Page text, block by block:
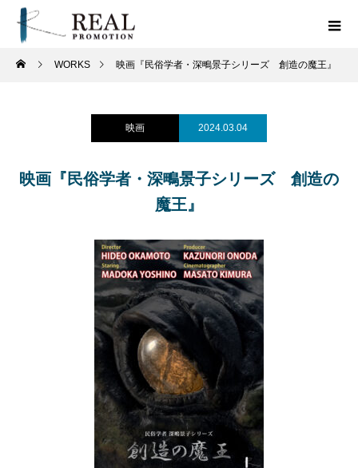
WORKS 映画『民俗学者・深鴫景子シリーズ 創造の魔王』
映画 2024.03.04
映画『民俗学者・深鴫景子シリーズ 創造の
魔王』